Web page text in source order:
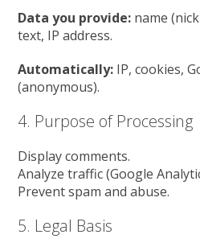
Data you provide: name
text, IP address.
Automatically: IP, cookies,
(anonymous).
4. Purpose of Processing
Display comments.
Analyze traffic (Google
Prevent spam and abuse.
5. Legal Basis